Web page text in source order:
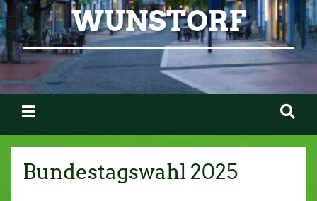
WUNSTORF
Bundestagswahl 2025